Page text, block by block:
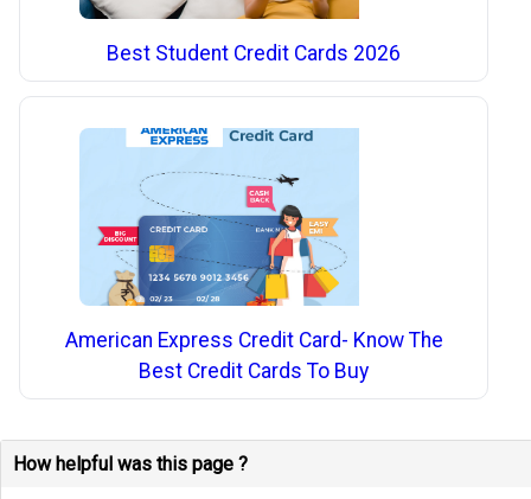
Best Student Credit Cards 2026
American Express Credit Card- Know The
Best Credit Cards To Buy
How helpful was this page ?